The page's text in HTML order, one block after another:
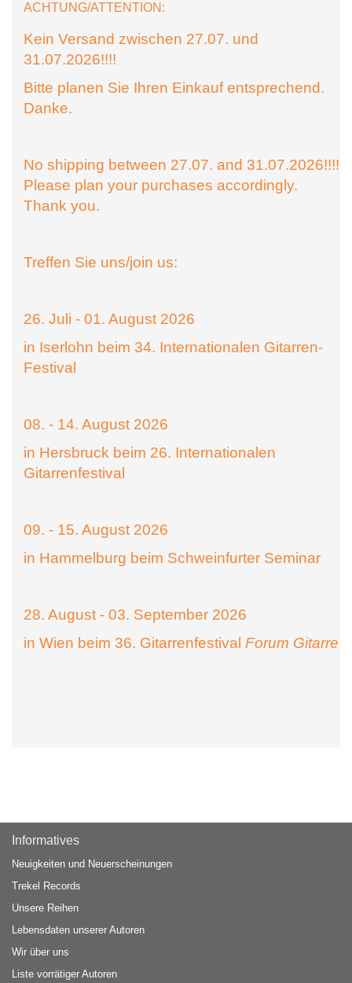
ACHTUNG/ATTENTION:
Kein Versand zwischen 27.07. und
31.07.2026!!!!
Bitte planen Sie Ihren Einkauf entsprechend.
Danke.
No shipping between 27.07. and 31.07.2026!!!!
Please plan your purchases accordingly.
Thank you.
Treffen Sie uns/join us:
26. Juli - 01. August 2026
in Iserlohn beim 34. Internationalen Gitarren-
Festival
08. - 14. August 2026
in Hersbruck beim 26. Internationalen
Gitarrenfestival
09. - 15. August 2026
in Hammelburg beim Schweinfurter Seminar
28. August - 03. September 2026
in Wien beim 36. Gitarrenfestival Forum Gitarre
Informatives
Neuigkeiten und Neuerscheinungen
Trekel Records
Unsere Reihen
Lebensdaten unserer Autoren
Wir über uns
Liste vorrätiger Autoren